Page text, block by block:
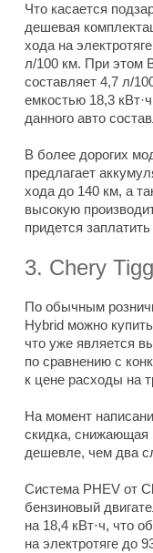
Что касается
дешевая
хода на
л/100 км. При этом
составляет 4,7 л/
емкостью 18,3
данного авто
В более дорогих
предлагает
хода до 140 км, а
высокую
придется
3. Chery
По обычным
Hybrid можно
что уже является
по сравнению с
к цене расходы на
На момент
скидка, снижающая
дешевле, чем два
Система PHEV от
бензиновый
на 18,4 кВт⋅ч, что
на электротяге до